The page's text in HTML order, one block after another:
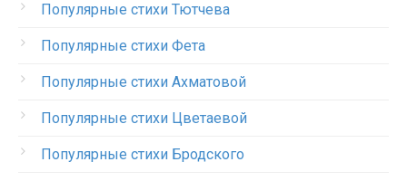
Популярные стихи Тютчева
Популярные стихи Фета
Популярные стихи Ахматовой
Популярные стихи Цветаевой
Популярные стихи Бродского